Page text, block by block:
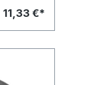
11,33 €*